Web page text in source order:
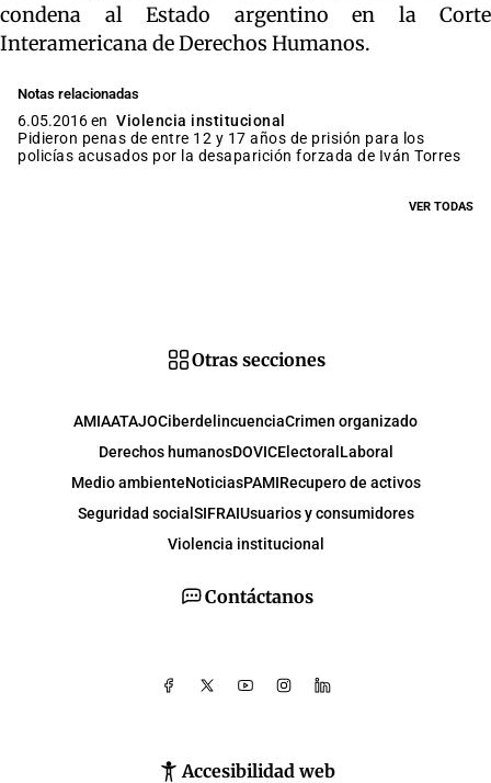
condena al Estado argentino en la Corte
Interamericana de Derechos Humanos.
Notas relacionadas
6.05.2016 en Violencia institucional
Pidieron penas de entre 12 y 17 años de prisión para los
policías acusados por la desaparición forzada de Iván Torres
VER TODAS
Contáctanos
Accesibilidad web
Otras secciones
AMIAATAJOCiberdelincuenciaCrimen organizado
Derechos humanosDOVICElectoral Laboral
Medio ambienteNoticiasPAMIRecupero de activos
Seguridad social SIFRAIUsuarios y consumidores
Violencia institucional